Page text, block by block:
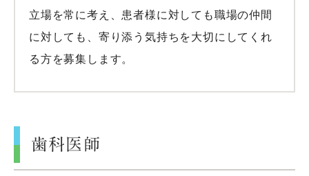
立場を常に考え、患者様に対しても職場の仲間
に対しても、寄り添う気持ちを大切にしてくれ
る方を募集します。
歯科医師